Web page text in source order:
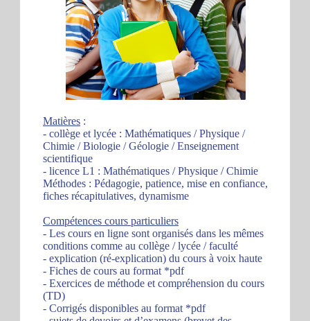
Matières :
- collège et lycée : Mathématiques / Physique /
Chimie / Biologie / Géologie / Enseignement
scientifique
- licence L1 : Mathématiques / Physique / Chimie
Méthodes : Pédagogie, patience, mise en confiance,
fiches récapitulatives, dynamisme
Compétences cours particuliers
- Les cours en ligne sont organisés dans les mêmes
conditions comme au collège / lycée / faculté
- explication (ré-explication) du cours à voix haute
- Fiches de cours au format *pdf
- Exercices de méthode et compréhension du cours
(TD)
- Corrigés disponibles au format *pdf